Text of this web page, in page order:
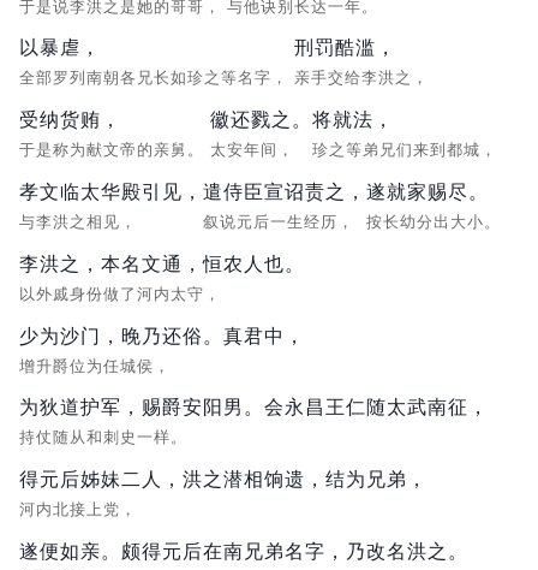
于是说李洪之是她的哥哥， 与他诀别长达一年。
以暴虐，
全部罗列南朝各兄长如珍之等名字，
刑罚酷滥，
亲手交给李洪之，
受纳货贿，
于是称为献文帝的亲舅。
徽还戮之。
太安年间，
将就法，
珍之等弟兄们来到都城，
孝文临太华殿引见，
与李洪之相见，
遣侍臣宣诏责之，
叙说元后一生经历，
遂就家赐尽。
按长幼分出大小。
李洪之，本名文通，恒农人也。
以外戚身份做了河内太守，
少为沙门，晚乃还俗。真君中，
增升爵位为任城侯，
为狄道护军，赐爵安阳男。会永昌王仁随太武南征，
持仗随从和刺史一样。
得元后姊妹二人，洪之潜相饷遗，结为兄弟，
河内北接上党，
遂便如亲。颇得元后在南兄弟名字，乃改名洪之。